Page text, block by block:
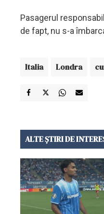
Pasagerul
de fapt, nu s-a
Italia Londra
ALTE ȘTIRI DE